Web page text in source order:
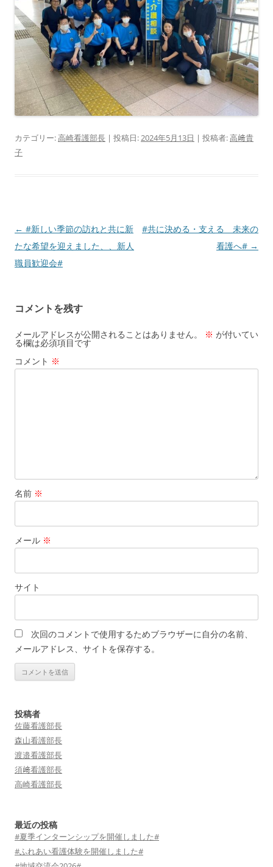
カテゴリー:高崎看護部長 | 投稿日:2024年5月13日 | 投稿者:高﨑貴
子
投
稿
ナ
ー
シ
ョ
ン
← #新しい季節の訪れと共に新
たな希望を迎えました、、新人
職員歓迎会#
#共に決める・支える 未来の
看護へ# →
コメントを残す
メールアドレスが公開されることはありません。 ※ が付いてい
る欄は必須項目です
コメント ※
名前 ※
メール ※
サイト
次回のコメントで使用するためブラウザーに自分の名前、
メールアドレス、サイトを保存する。
投稿者
佐藤看護部長
森山看護部長
渡邉看護部長
須﨑看護部長
高崎看護部長
最近の投稿
#夏季インターンシップを開催しました#
#ふれあい看護体験を開催しました#